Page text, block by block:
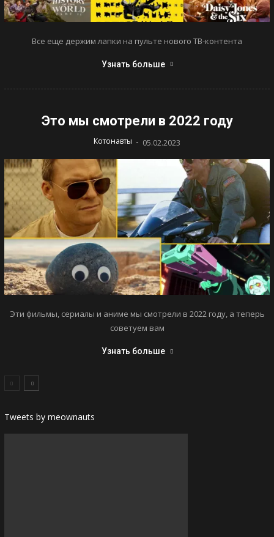
Все еще держим лапки на пульте нового ТВ-контента
Узнать больше
Это мы смотрели в 2022 году
Котонавты - 05.02.2023
Эти фильмы, сериалы и аниме мы смотрели в 2022 году, а теперь
советуем вам
Узнать больше
Tweets by meownauts